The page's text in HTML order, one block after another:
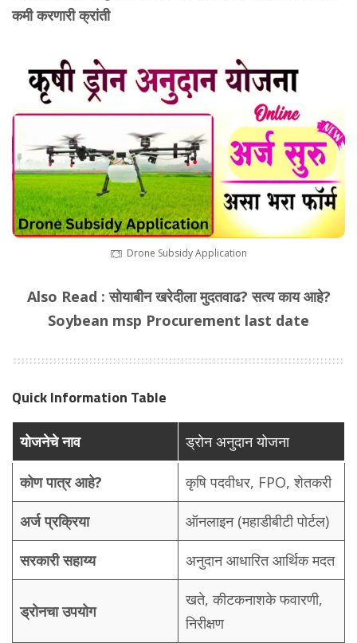
कमी करणारी क्रांती
Drone Subsidy Application
Also Read :सोयाबीन खरेदीला मुदतवाढ? सत्य काय आहे?
Soybean msp Procurement last date
Quick Information Table
योजनेचे नाव ड्रोन अनुदान योजना
कोण पात्र आहे? कृषि पदवीधर, FPO, शेतकरी
अर्ज प्रक्रिया ऑनलाइन (महाडीबीटी पोर्टल)
सरकारी सहाय्य अनुदान आधारित आर्थिक मदत
ड्रोनचा उपयोग
खते, कीटकनाशके फवारणी,
निरीक्षण